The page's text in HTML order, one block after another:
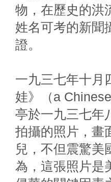
物，在歷史的洪
姓名可考的新聞
證。
一九三七年十月
娃》（a
亭於一九三七年
拍攝的照片，畫
兒，不但震驚美
為，這張照片是